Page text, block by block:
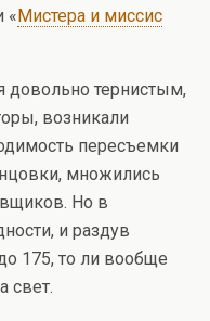
«Мистера и миссис
довольно тернистым,
возникали
пересъемки
множились
Но в
и раздув
175, то ли вообще
свет.